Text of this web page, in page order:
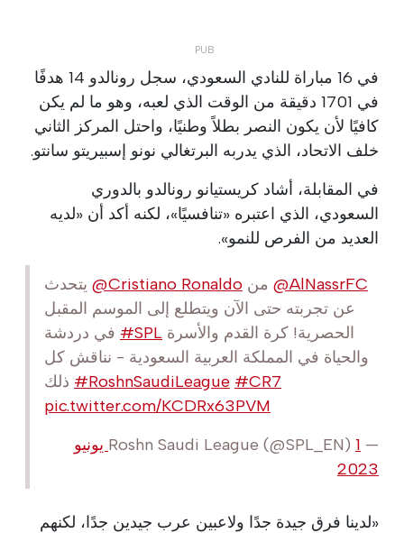
في 16 مباراة للنادي السعودي، سجل رونالدو 14 هدفًا
في 1701 دقيقة من الوقت الذي لعبه، وهو ما لم يكن
كافيًا لأن يكون النصر بطلاً وطنيًا، واحتل المركز الثاني
خلف الاتحاد، الذي يدربه البرتغالي نونو إسبيريتو سانتو.
في المقابلة، أشاد كريستيانو رونالدو بالدوري
السعودي، الذي اعتبره «تنافسيًا»، لكنه أكد أن «لديه
العديد من الفرص للنمو».
@Cristiano Ronaldo
@AlNassrFC
عن تجربته حتى الآن ويتطلع إلى الموسم المقبل
#SPL
والحياة في المملكة العربية السعودية - نناقش كل
#RoshnSaudiLeague #CR7
pic.twitter.com/KCDRx63PVM
— Roshn Saudi League (@SPL_EN)
1 يونيو
2023
«لدينا فرق جيدة جدًا ولاعبين عرب جيدين جدًا، لكنهم